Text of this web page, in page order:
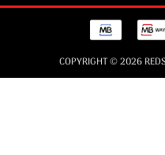
COPYRIGHT © 2026